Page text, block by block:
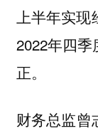
上半年实
2022年四
正。
财务总监曾